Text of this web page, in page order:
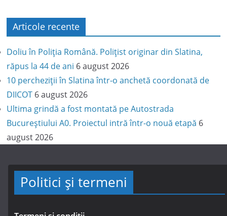
Articole recente
Doliu în Poliția Română. Polițist originar din Slatina,
răpus la 44 de ani 6 august 2026
10 percheziții în Slatina într-o anchetă coordonată de
DIICOT 6 august 2026
Ultima grindă a fost montată pe Autostrada
Bucureștiului A0. Proiectul intră într-o nouă etapă 6
august 2026
Politici și termeni